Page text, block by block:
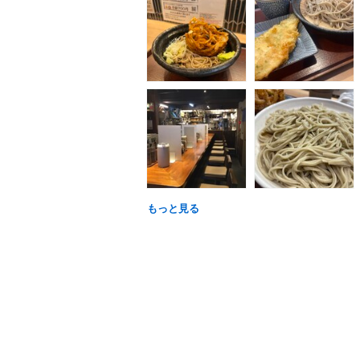
もっと見る